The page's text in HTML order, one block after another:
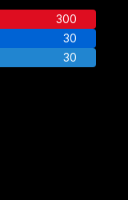
300
30
30